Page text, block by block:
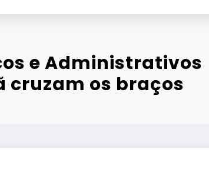
e Administrativos
cruzam os braços